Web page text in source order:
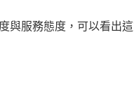
與服務態度，可以看出